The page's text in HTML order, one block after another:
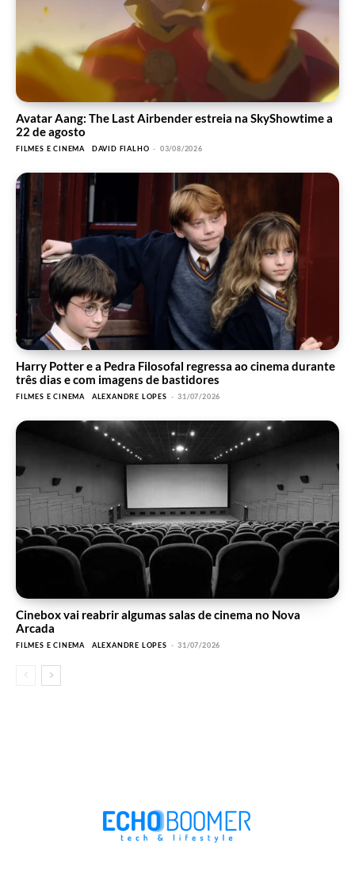
Avatar Aang: The Last Airbender estreia na SkyShowtime a
22 de agosto
FILMES E CINEMA DAVID FIALHO - 03/08/2026
Harry Potter e a Pedra Filosofal regressa ao cinema durante
três dias e com imagens de bastidores
FILMES E CINEMA ALEXANDRE LOPES - 31/07/2026
Cinebox vai reabrir algumas salas de cinema no Nova
Arcada
FILMES E CINEMA ALEXANDRE LOPES - 31/07/2026